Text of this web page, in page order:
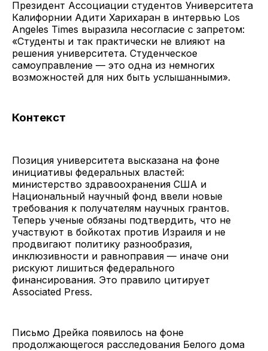
Президент Ассоциации студентов Университета
Калифорнии Адити Харихаран в интервью Los
Angeles Times выразила несогласие с запретом:
«Студенты и так практически не влияют на
решения университета. Студенческое
самоуправление — это одна из немногих
возможностей для них быть услышанными».
Контекст
Позиция университета высказана на фоне
инициативы федеральных властей:
министерство здравоохранения США и
Национальный научный фонд ввели новые
требования к получателям научных грантов.
Теперь ученые обязаны подтвердить, что не
участвуют в бойкотах против Израиля и не
продвигают политику разнообразия,
инклюзивности и равноправия — иначе они
рискуют лишиться федерального
финансирования. Это правило цитирует
Associated Press.
Письмо Дрейка появилось на фоне
продолжающегося расследования Белого дома